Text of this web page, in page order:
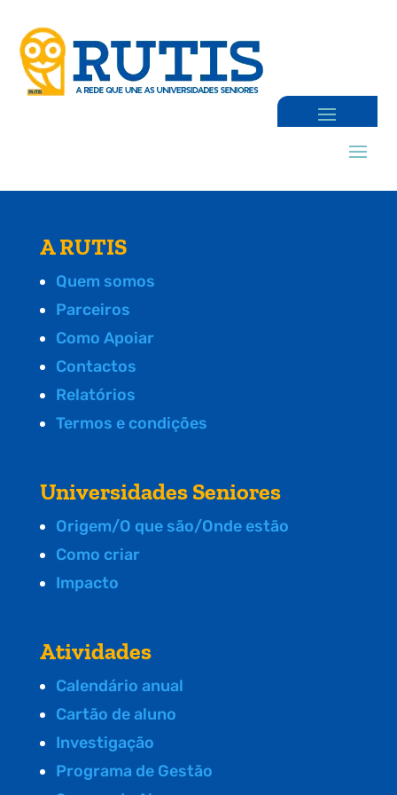
A RUTIS
Quem somos
Parceiros
Como Apoiar
Contactos
Relatórios
Termos e condições
Universidades Seniores
Origem/O que são/Onde estão
Como criar
Impacto
Atividades
Calendário anual
Cartão de aluno
Investigação
Programa de Gestão